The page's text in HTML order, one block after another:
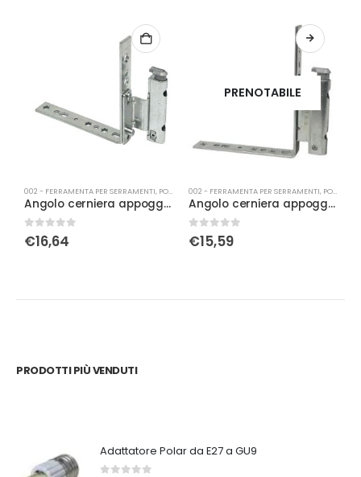
002 - FERRAMENTA PER SERRAMENTI, PORTA-FINESTRA
Angolo cerniera appoggio dx kg 120 argento per porta finestra
0Su 5
€16,64
PRENOTABILE
002 - FERRAMENTA PER SERRAMENTI, PORTA-FINESTRA
Angolo cerniera appoggio Sx kg 130 argento
0Su 5
€15,59
PRODOTTI PIÙ VENDUTI
Adattatore Polar da E27 a GU9